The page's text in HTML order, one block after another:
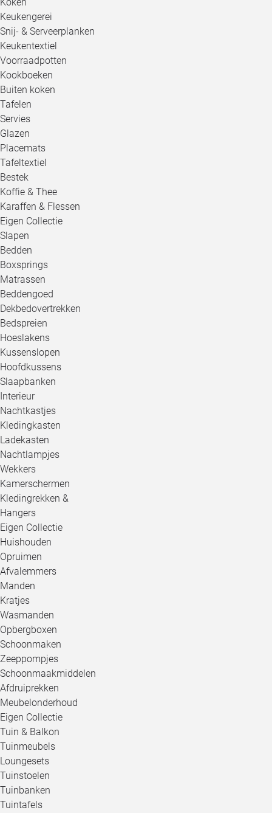
Keukengerei
Snij- & Serveerplanken
Keukentextiel
Voorraadpotten
Kookboeken
Buiten koken
Tafelen
Servies
Glazen
Placemats
Tafeltextiel
Bestek
Koffie & Thee
Karaffen & Flessen
Eigen Collectie
Slapen
Bedden
Boxsprings
Matrassen
Beddengoed
Dekbedovertrekken
Bedspreien
Hoeslakens
Kussenslopen
Hoofdkussens
Slaapbanken
Interieur
Nachtkastjes
Kledingkasten
Ladekasten
Nachtlampjes
Wekkers
Kamerschermen
Kledingrekken &
Hangers
Eigen Collectie
Huishouden
Opruimen
Afvalemmers
Manden
Kratjes
Wasmanden
Opbergboxen
Schoonmaken
Zeeppompjes
Schoonmaakmiddelen
Afdruiprekken
Meubelonderhoud
Eigen Collectie
Tuin & Balkon
Tuinmeubels
Loungesets
Tuinstoelen
Tuinbanken
Tuintafels